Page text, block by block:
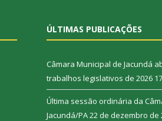
ÚLTIMAS PUBLICAÇÕES
Câmara Municipal de Jacundá
trabalhos legislativos de 2026
Última sessão ordinária da
Jacundá/PA22 de dezembro de